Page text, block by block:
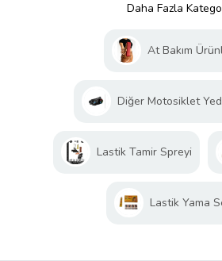
Daha Fazla
At Bakım
Diğer Motosiklet
Lastik Tamir Spreyi
Lastik Yama